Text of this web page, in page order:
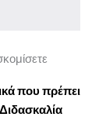
που πρέπει